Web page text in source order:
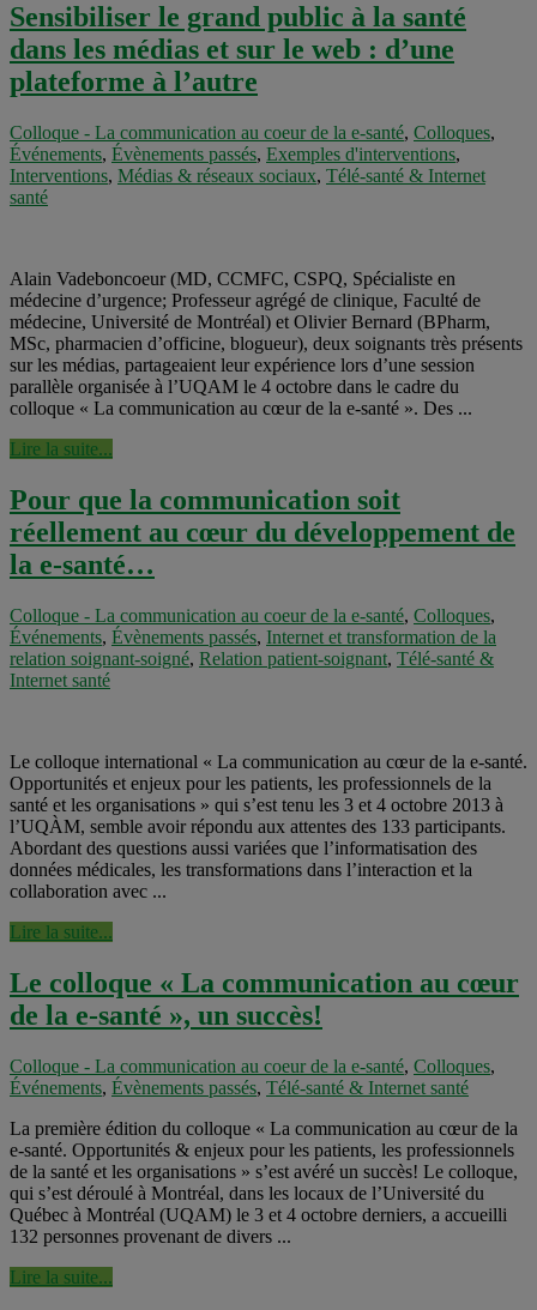
Sensibiliser le grand public à la santé
dans les médias et sur le web : d’une
plateforme à l’autre
Colloque - La communication au coeur de la e-santé, Colloques,
Événements, Évènements passés, Exemples d'interventions,
Interventions, Médias & réseaux sociaux, Télé-santé & Internet
santé
Alain Vadeboncoeur (MD, CCMFC, CSPQ, Spécialiste en
médecine d’urgence; Professeur agrégé de clinique, Faculté de
médecine, Université de Montréal) et Olivier Bernard (BPharm,
MSc, pharmacien d’officine, blogueur), deux soignants très présents
sur les médias, partageaient leur expérience lors d’une session
parallèle organisée à l’UQAM le 4 octobre dans le cadre du
colloque « La communication au cœur de la e-santé ». Des ...
Lire la suite...
Pour que la communication soit
réellement au cœur du développement de
la e-santé…
Colloque - La communication au coeur de la e-santé, Colloques,
Événements, Évènements passés, Internet et transformation de la
relation soignant-soigné, Relation patient-soignant, Télé-santé &
Internet santé
Le colloque international « La communication au cœur de la e-santé.
Opportunités et enjeux pour les patients, les professionnels de la
santé et les organisations » qui s’est tenu les 3 et 4 octobre 2013 à
l’UQÀM, semble avoir répondu aux attentes des 133 participants.
Abordant des questions aussi variées que l’informatisation des
données médicales, les transformations dans l’interaction et la
collaboration avec ...
Lire la suite...
Le colloque « La communication au cœur
de la e-santé », un succès!
Colloque - La communication au coeur de la e-santé, Colloques,
Événements, Évènements passés, Télé-santé & Internet santé
La première édition du colloque « La communication au cœur de la
e-santé. Opportunités & enjeux pour les patients, les professionnels
de la santé et les organisations » s’est avéré un succès! Le colloque,
qui s’est déroulé à Montréal, dans les locaux de l’Université du
Québec à Montréal (UQAM) le 3 et 4 octobre derniers, a accueilli
132 personnes provenant de divers ...
Lire la suite...